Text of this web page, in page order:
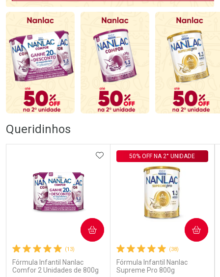
Queridinhos
(13)
Fórmula Infantil Nanlac
Comfor 2 Unidades de 800g
ADICIONAR AOS FAVORITOS
COMPRAR
(38)
Fórmula Infantil Nanlac
Supreme Pro 800g
50% OFF NA 2° UNIDADE
COMPRAR